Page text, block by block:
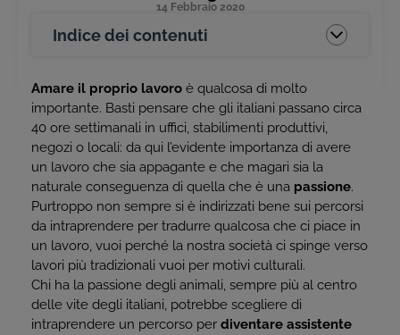
14 Febbraio 2020
Indice dei contenuti
Amare il proprio lavoro è qualcosa di molto
importante. Basti pensare che gli italiani passano circa
40 ore settimanali in uffici, stabilimenti produttivi,
negozi o locali: da qui l’evidente importanza di avere
un lavoro che sia appagante e che magari sia la
naturale conseguenza di quella che è una passione.
Purtroppo non sempre si è indirizzati bene sui percorsi
da intraprendere per tradurre qualcosa che ci piace in
un lavoro, vuoi perché la nostra società ci spinge verso
lavori più tradizionali vuoi per motivi culturali.
Chi ha la passione degli animali, sempre più al centro
delle vite degli italiani, potrebbe scegliere di
intraprendere un percorso per diventare assistente